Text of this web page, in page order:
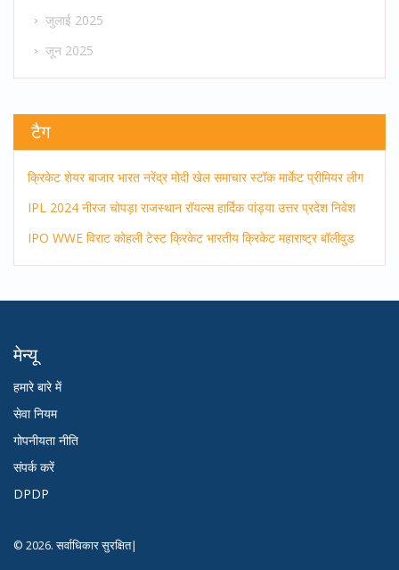
जुलाई 2025
जून 2025
टैग
क्रिकेट शेयर बाजार भारत नरेंद्र मोदी खेल समाचार स्टॉक मार्केट प्रीमियर लीग
IPL 2024 नीरज चोपड़ा राजस्थान रॉयल्स हार्दिक पांड्या उत्तर प्रदेश निवेश
IPO WWE विराट कोहली टेस्ट क्रिकेट भारतीय क्रिकेट महाराष्ट्र बॉलीवुड
मेन्यू
हमारे बारे में
सेवा नियम
गोपनीयता नीति
संपर्क करें
DPDP
© 2026. सर्वाधिकार सुरक्षित|